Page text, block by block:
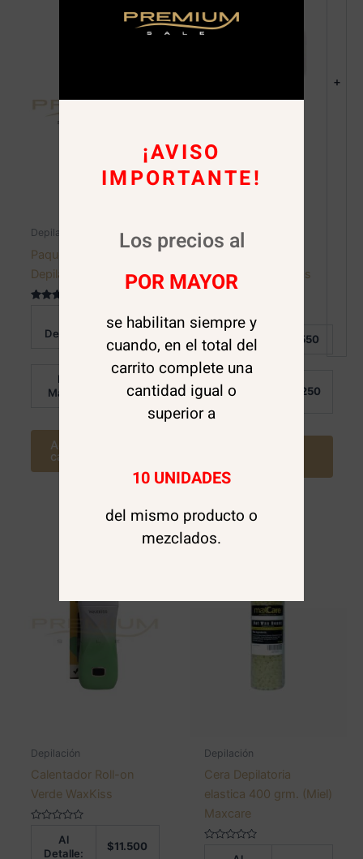
+
Depilación
Paquete Papel
Depilacion 100 unid.
de 5Detalle:
$2.500
Por
Mayor:
1.850
Agregar al
carrito
Depilación
desechable 3 hojas
Super Clip
Valorado
en
0
5
Al Detalle: 550
Por
Mayor:
250
Depilación
Calentador Roll-on
Verde WaxKiss
Al
Detalle:
$11.500
Depilación
Cera Depilatoria
elastica 400 grm. (Miel)
Maxcare
¡AVISO
IMPORTANTE!
Los precios al
POR MAYOR
se habilitan siempre y
cuando, en el total del
carrito complete una
cantidad igual o
superior a
10 UNIDADES
del mismo producto o
mezclados.